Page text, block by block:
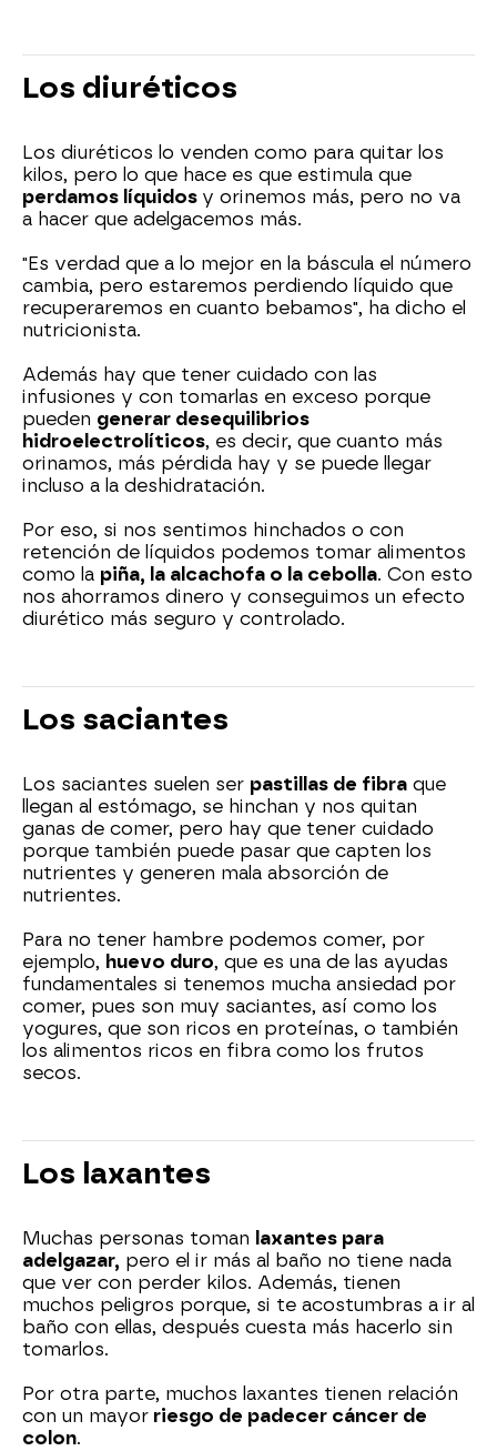
Los diuréticos
Los diuréticos lo venden como para quitar los
kilos, pero lo que hace es que estimula que
perdamos líquidos y orinemos más, pero no va
a hacer que adelgacemos más.
"Es verdad que a lo mejor en la báscula el número
cambia, pero estaremos perdiendo líquido que
recuperaremos en cuanto bebamos", ha dicho el
nutricionista.
Además hay que tener cuidado con las
infusiones y con tomarlas en exceso porque
pueden generar desequilibrios
hidroelectrolíticos, es decir, que cuanto más
orinamos, más pérdida hay y se puede llegar
incluso a la deshidratación.
Por eso, si nos sentimos hinchados o con
retención de líquidos podemos tomar alimentos
como la piña, la alcachofa o la cebolla. Con esto
nos ahorramos dinero y conseguimos un efecto
diurético más seguro y controlado.
Los saciantes
Los saciantes suelen ser pastillas de fibra que
llegan al estómago, se hinchan y nos quitan
ganas de comer, pero hay que tener cuidado
porque también puede pasar que capten los
nutrientes y generen mala absorción de
nutrientes.
Para no tener hambre podemos comer, por
ejemplo, huevo duro, que es una de las ayudas
fundamentales si tenemos mucha ansiedad por
comer, pues son muy saciantes, así como los
yogures, que son ricos en proteínas, o también
los alimentos ricos en fibra como los frutos
secos.
Los laxantes
Muchas personas toman laxantes para
adelgazar, pero el ir más al baño no tiene nada
que ver con perder kilos. Además, tienen
muchos peligros porque, si te acostumbras a ir al
baño con ellas, después cuesta más hacerlo sin
tomarlos.
Por otra parte, muchos laxantes tienen relación
con un mayor riesgo de padecer cáncer de
colon.